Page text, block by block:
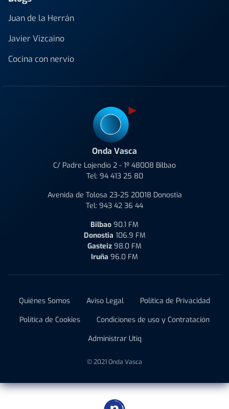
Juan de la Herrán
Javier Vizcaino
Cocina con nervio
Onda Vasca
C/ Padre Lojendio 2 - 1º 48008 Bilbao
Tel: 94 413 25 80
Avenida de Tolosa 23-25 20018 Donostia
Tel: 943 42 36 44
Bilbao 90.1 FM
Donostia 106.9 FM
Gasteiz 98.0 FM
Iruña 96.0 FM
Quiénes Somos Aviso Legal
Política de Privacidad
Política de Cookies
Condiciones de uso y Contratación
Administrar Utiq
© 2021 Onda Vasca